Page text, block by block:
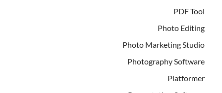
PDF Tool
Photo Editing
Photo Marketing Studio
Photography Software
Platformer